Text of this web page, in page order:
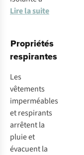
Lire la suite
Propriétés
respirantes
Les
vêtements
imperméables
et respirants
arrêtent la
pluie et
évacuent la